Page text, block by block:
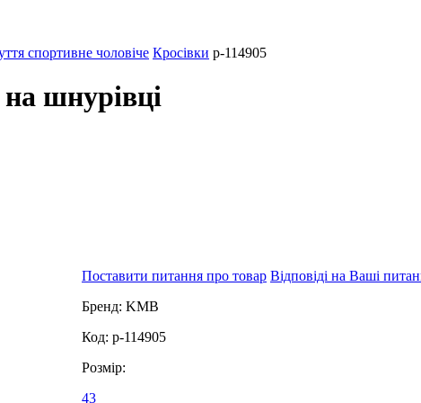
спортивне чоловіче Кросівки p-114905
на шнурівці
Поставити питання про товар Відповіді на Ваші
Бренд: KMB
Код: p-114905
Розмір:
43